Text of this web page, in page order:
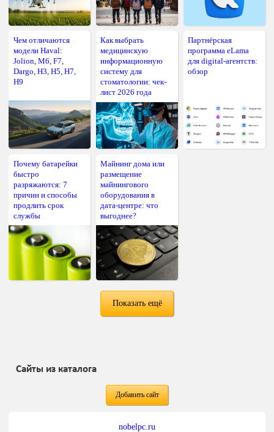
Чем отличаются
модели Haval:
Jolion, M6, F7,
Dargo, H3, H5, H7,
H9
Как выбрать
медицинскую
информационную
систему для
стоматологии: чек-
лист 2026 года
Партнёрская
программа eLama
для digital-агентств:
обзор
Почему батарейки
быстро
разряжаются: 7
причин и способы
продлить срок
службы
Майнинг дома или
размещение
майнингового
оборудования в
дата-центре: что
выгоднее?
Показать ещё
Сайты из каталога
Добавить сайт
nobelpc.ru